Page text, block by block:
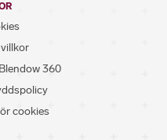
360
cookies